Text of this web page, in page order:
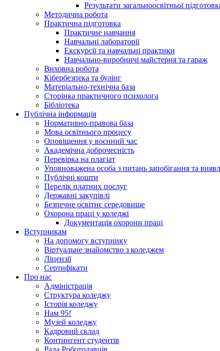
Результати загальноосвітньої
Методична робота
Практична підготовка
Практичне навчання
Навчальні лабораторії
Екскурсії та навчальні практики
Навчально-виробничі майстерня та гараж
Виховна робота
Кібербезпека та булінг
Матеріально-технічна база
Сторінка практичного психолога
Бібліотека
Публічна інформація
Нормативно-правова база
Мова освітнього процесу
Оповіщення у воєнний час
Академічна доброчесність
Перевірка на плагіат
Уповноважена особа з питань запобігання та
Публічні кошти
Перелік платних послуг
Державні закупівлі
Безпечне освітнє середовище
Охорона праці у коледжі
Документація охорони праці
Вступникам
На допомогу вступнику
Віртуальне знайомство з коледжем
Ліцензії
Сертифікати
Про нас
Адміністрація
Структура коледжу
Історія коледжу
Нам 95!
Музей коледжу
Кадровий склад
Контингент студентів
Рада Роботодавців